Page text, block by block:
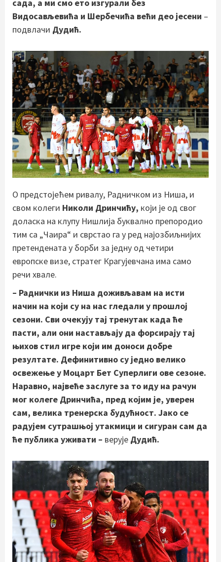
сада, а ми смо ето изгурали без
Видосављевића и Шербечића већи део јесени –
подвлачи Дудић.
О предстојећем ривалу, Радничком из Ниша, и
свом колеги Николи Дринчићу, који је од свог
доласка на клупу Нишлија буквално препородио
тим са „Чаира“ и сврстао га у ред најозбиљнијих
претендената у борби за једну од четири
европске визе, стратег Крагујевчана има само
речи хвале.
– Раднички из Ниша доживљавам на исти
начин на који су на нас гледали у прошлој
сезони. Сви очекују тај тренутак када ће
пасти, али они настављају да форсирају тај
њихов стил игре који им доноси добре
резултате. Дефинитивно су једно велико
освежење у Моцарт Бет Суперлиги ове сезоне.
Наравно, највеће заслуге за то иду на рачун
мог колеге Дринчића, пред којим је, уверен
сам, велика тренерска будућност. Јако се
радујем сутрашњој утакмици и сигуран сам да
ће публика уживати – верује Дудић.